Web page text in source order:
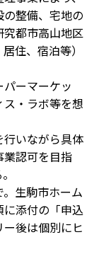
整備、宅地の
都市高山地区
住、宿泊等）
ーマーケッ
ス・ラボ等を想
いながら具体
業認可を目指
生駒市ホーム
添付の「申込
後は個別にヒ